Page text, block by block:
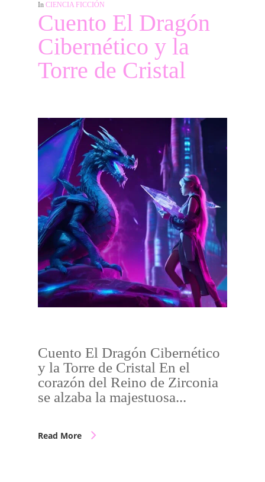
In CIENCIA FICCIÓN
Cuento El Dragón
Cibernético y la
Torre de Cristal
Cuento El Dragón Cibernético
y la Torre de Cristal En el
corazón del Reino de Zirconia
se alzaba la majestuosa...
Read More